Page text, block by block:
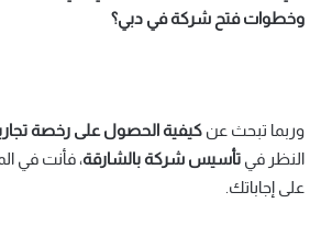
وخطوات فتح شركة في دبي؟
وربما تبحث عن كيفية الحصول على رخصة
النظر في تأسيس شركة بالشارقة، فأنت في
على إجاباتك.